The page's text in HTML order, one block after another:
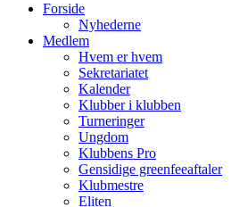
Forside
Nyhederne
Medlem
Hvem er hvem
Sekretariatet
Kalender
Klubber i klubben
Turneringer
Ungdom
Klubbens Pro
Gensidige greenfeeaftaler
Klubmestre
Eliten